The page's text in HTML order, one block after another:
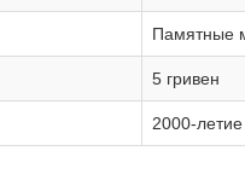
Памятные
5 гривен
2000-